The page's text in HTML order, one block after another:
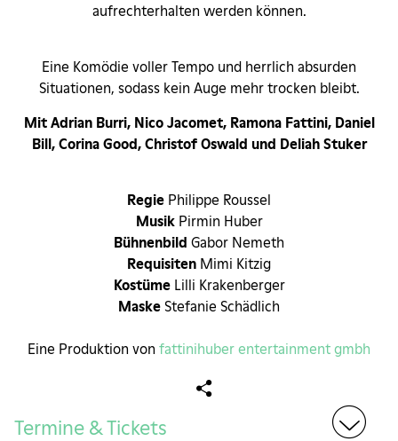
aufrechterhalten werden können.
Eine Komödie voller Tempo und herrlich absurden
Situationen, sodass kein Auge mehr trocken bleibt.
Mit Adrian Burri, Nico Jacomet, Ramona Fattini, Daniel
Bill, Corina Good, Christof Oswald und Deliah Stuker
Regie Philippe Roussel
Musik Pirmin Huber
Bühnenbild Gabor Nemeth
Requisiten Mimi Kitzig
KostümeLilli Krakenberger
Maske Stefanie Schädlich
Eine Produktion von fattinihuber entertainment gmbh
Termine & Tickets